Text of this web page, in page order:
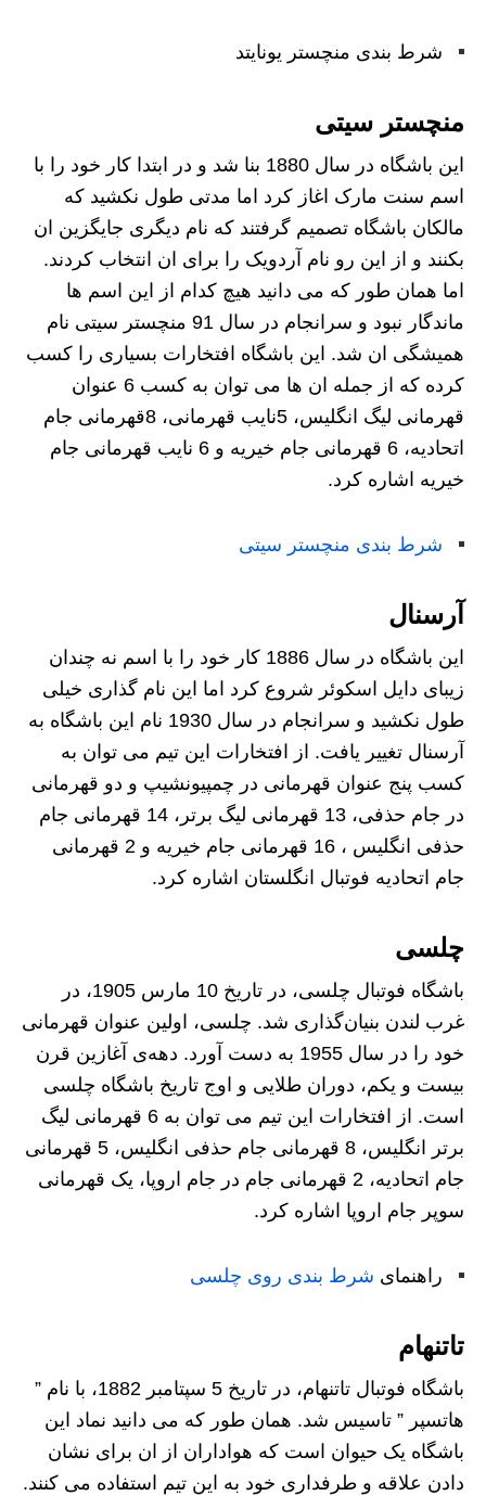
شرط بندی منچستر یونایتد
منچستر سیتی
این باشگاه در سال 1880 بنا شد و در ابتدا کار خود را با
اسم سنت مارک اغاز کرد اما مدتی طول نکشید که
مالکان باشگاه تصمیم گرفتند که نام دیگری جایگزین ان
بکنند و از این رو نام آردویک را برای ان انتخاب کردند.
اما همان طور که می دانید هیچ کدام از این اسم ها
ماندگار نبود و سرانجام در سال 91 منچستر سیتی نام
همیشگی ان شد. این باشگاه افتخارات بسیاری را کسب
کرده که از جمله ان ها می توان به کسب 6 عنوان
قهرمانی لیگ انگلیس، 5نایب قهرمانی، 8قهرمانی جام
اتحادیه، 6 قهرمانی جام خیریه و 6 نایب قهرمانی جام
خیریه اشاره کرد.
شرط بندی منچستر سیتی
آرسنال
این باشگاه در سال 1886 کار خود را با اسم نه چندان
زیبای دایل اسکوئر شروع کرد اما این نام گذاری خیلی
طول نکشید و سرانجام در سال 1930 نام این باشگاه به
آرسنال تغییر یافت. از افتخارات این تیم می توان به
کسب پنج عنوان قهرمانی در چمپیونشیپ و دو قهرمانی
در جام حذفی، 13 قهرمانی لیگ برتر، 14 قهرمانی جام
حذفی انگلیس ، 16 قهرمانی جام خیریه و 2 قهرمانی
جام اتحادیه فوتبال انگلستان اشاره کرد.
چلسی
باشگاه فوتبال چلسی، در تاریخ 10 مارس 1905، در
غرب لندن بنیان‌گذاری شد. چلسی، اولین عنوان قهرمانی
خود را در سال 1955 به دست آورد. دهه‌ی آغازین قرن
بیست و یکم، دوران طلایی و اوج تاریخ باشگاه چلسی
است. از افتخارات این تیم می توان به 6 قهرمانی لیگ
برتر انگلیس، 8 قهرمانی جام حذفی انگلیس، 5 قهرمانی
جام اتحادیه، 2 قهرمانی جام در جام اروپا، یک قهرمانی
سوپر جام اروپا اشاره کرد.
راهنمای شرط بندی روی چلسی
تاتنهام
باشگاه فوتبال تاتنهام، در تاریخ 5 سپتامبر 1882، با نام ”
هاتسپر ” تاسیس شد. همان طور که می دانید نماد این
باشگاه یک حیوان است که هواداران از ان برای نشان
دادن علاقه و طرفداری خود به این تیم استفاده می کنند.